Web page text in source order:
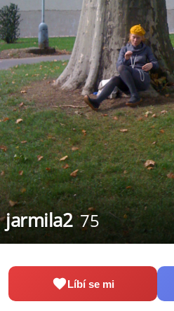
jarmila2 75
Líbí se mi